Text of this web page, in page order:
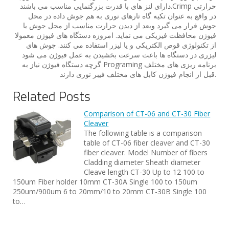
دارای لنز های با قدرت بزرگنمایی مناسب می باشند.Crimp حرارتی
در واقع به عنوان تکیه گاه تارهای نوری به هم جوش داده در محل
جوش قرار می گیرد وبعد از دیدن حرارت مناسب از محل جوش یا
فیوژن محافظت فیزیکی می نماید. امروزه دستگاه های فیوژن معمولا
از تکنولوژی قوص الکتریکی و یا لیزر استفاده می کنند. جوش های
لیزری در دستگاه ها باعث سرعت بخشیدن به عمل فیوژن می شود
گرچه دستگاه فیوژن نیاز به Programing برنامه ریزی های مختلف
قبل از انجام فیوژن کابل های مختلف فیبر نوری دارند.
Related Posts
Comparison of CT-06 and CT-30 Fiber
Cleaver
The following table is a comparison
table of CT-06 fiber cleaver and CT-30
fiber cleaver. Model Number of fibers
Cladding diameter Sheath diameter
Cleave length CT-30 Up to 12 100 to
150um Fiber holder 10mm CT-30A Single 100 to 150um
250um/900um 6 to 20mm/10 to 20mm CT-30B Single 100
to…